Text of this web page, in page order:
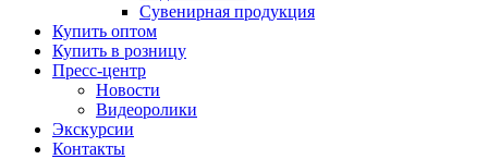
Сувенирная продукция
Купить оптом
Купить в розницу
Пресс-центр
Новости
Видеоролики
Экскурсии
Контакты